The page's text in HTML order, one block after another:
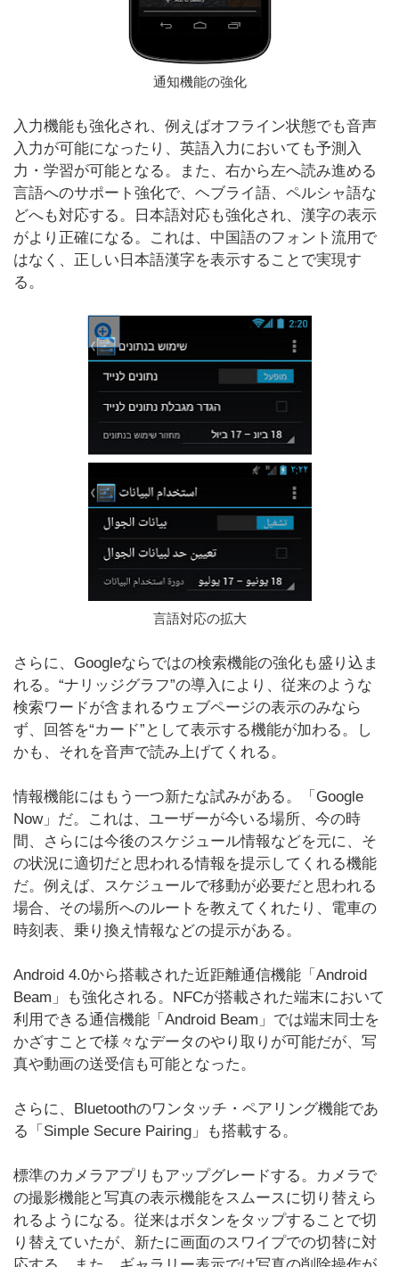
通知機能の強化
入力機能も強化され、例えばオフライン状態でも音声
入力が可能になったり、英語入力においても予測入
力・学習が可能となる。また、右から左へ読み進める
言語へのサポート強化で、ヘブライ語、ペルシャ語な
どへも対応する。日本語対応も強化され、漢字の表示
がより正確になる。これは、中国語のフォント流用で
はなく、正しい日本語漢字を表示することで実現す
る。
言語対応の拡大
さらに、Googleならではの検索機能の強化も盛り込ま
れる。“ナリッジグラフ”の導入により、従来のような
検索ワードが含まれるウェブページの表示のみなら
ず、回答を“カード”として表示する機能が加わる。し
かも、それを音声で読み上げてくれる。
情報機能にはもう一つ新たな試みがある。「Google
Now」だ。これは、ユーザーが今いる場所、今の時
間、さらには今後のスケジュール情報などを元に、そ
の状況に適切だと思われる情報を提示してくれる機能
だ。例えば、スケジュールで移動が必要だと思われる
場合、その場所へのルートを教えてくれたり、電車の
時刻表、乗り換え情報などの提示がある。
Android 4.0から搭載された近距離通信機能「Android
Beam」も強化される。NFCが搭載された端末において
利用できる通信機能「Android Beam」では端末同士を
かざすことで様々なデータのやり取りが可能だが、写
真や動画の送受信も可能となった。
さらに、Bluetoothのワンタッチ・ペアリング機能であ
る「Simple Secure Pairing」も搭載する。
標準のカメラアプリもアップグレードする。カメラで
の撮影機能と写真の表示機能をスムースに切り替えら
れるようになる。従来はボタンをタップすることで切
り替えていたが、新たに画面のスワイプでの切替に対